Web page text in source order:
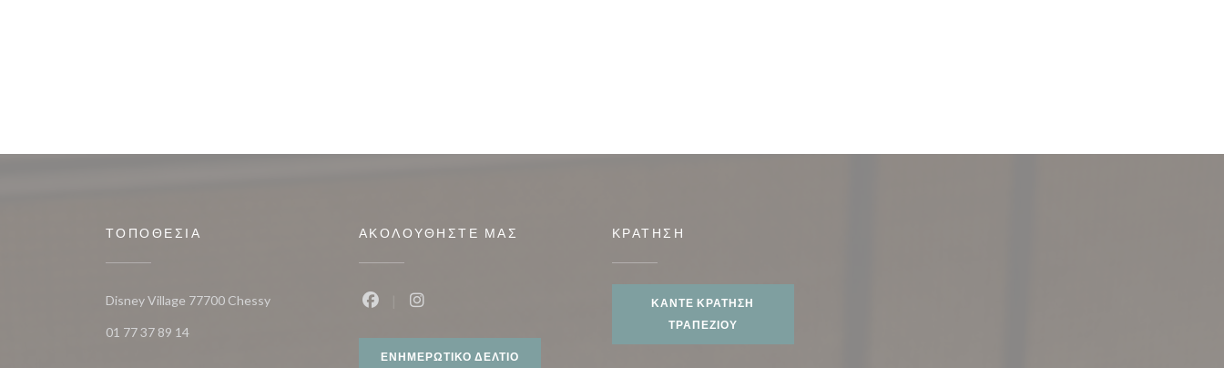
ΤΟΠΟΘΕΣΊΑ
Disney Village 77700 Chessy((ανοίγει σε νέο παράθυρο))
01 77 37 89 14
ΑΚΟΛΟΥΘΉΣΤΕ ΜΑΣ
Instagram ((ανοίγει σε νέο παράθυρο))
ΕΝΗΜΕΡΩΤΙΚΌ ΔΕΛΤΊΟ
ΚΡΆΤΗΣΗ
ΚΆΝΤΕ ΚΡΆΤΗΣΗ
ΤΡΑΠΕΖΙΟΎ